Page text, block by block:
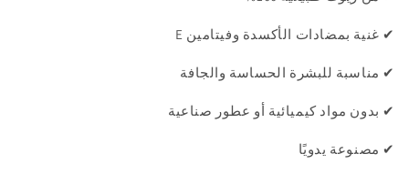
✔ غنية بمضادات الأكسدة وفيتامين E
✔ مناسبة للبشرة الحساسة والجافة
✔ بدون مواد كيميائية أو عطور صناعية
✔ مصنوعة يدويًا